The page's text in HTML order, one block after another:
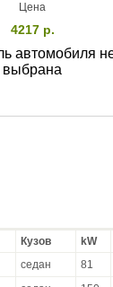
Цена
4217 р.
Кузов kW
седан 81